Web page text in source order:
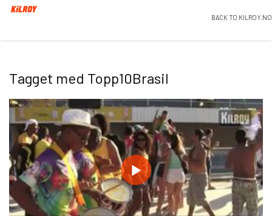
BACK TO KILROY.NO
Tagget med Topp10Brasil